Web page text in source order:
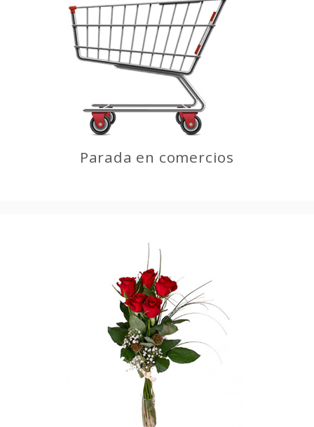
Parada en comercios